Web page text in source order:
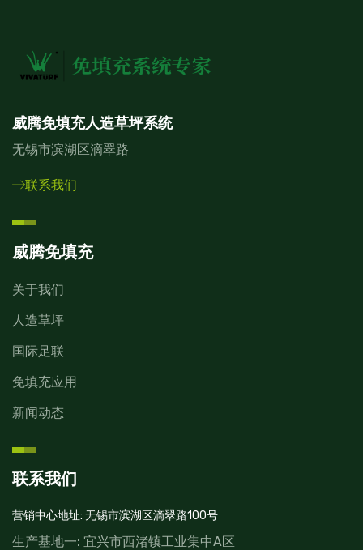
威腾免填充人造草坪系统
无锡市滨湖区滴翠路
联系我们
威腾免填充
关于我们
人造草坪
国际足联
免填充应用
新闻动态
联系我们
营销中心地址: 无锡市滨湖区滴翠路100号
生产基地一: 宜兴市西渚镇工业集中A区